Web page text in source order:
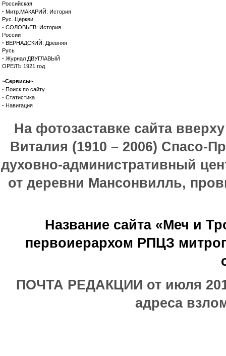
Российская
· Митр.МАКАРИЙ: История
Рус. Церкви
· СОЛОВЬЕВ: История
России
· ВЕРНАДСКИЙ: Древняя
Русь
· Журнал ДВУГЛАВЫЙ
ОРЕЛЪ 1921 год
~Сервисы~
· Поиск по сайту
· Статистика
· Навигация
На фотозаставке сайта
Виталия (1910 – 2006) Спасо-
духовно-административный
от деревни Мансонвилль,
Название сайта «Меч и
первоиерархом РПЦЗ
ПОЧТА РЕДАКЦИИ от июля
адреса